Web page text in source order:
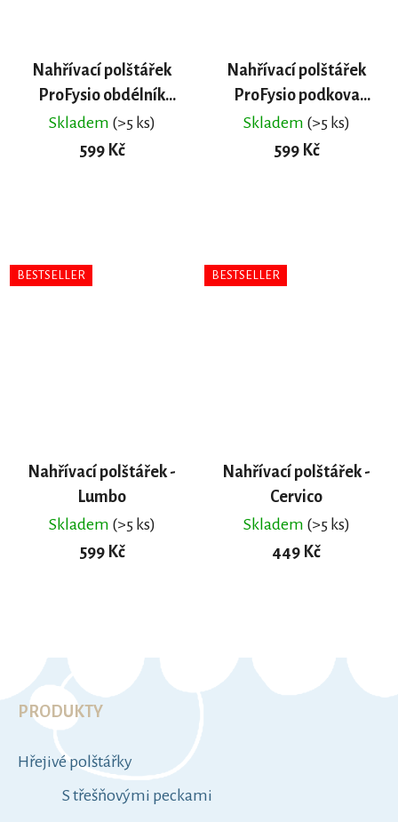
Nahřívací polštářek
ProFysio obdélník
(třešňové pecky)
Skladem (>5 ks)
599 Kč
Nahřívací polštářek
ProFysio podkova
(lněné semínko)
Skladem (>5 ks)
599 Kč
BESTSELLER
Nahřívací polštářek -
Lumbo
Skladem (>5 ks)
599 Kč
BESTSELLER
Nahřívací polštářek -
Cervico
Skladem (>5 ks)
449 Kč
K
e
Hřejivé polštářky
S třešňovými peckami